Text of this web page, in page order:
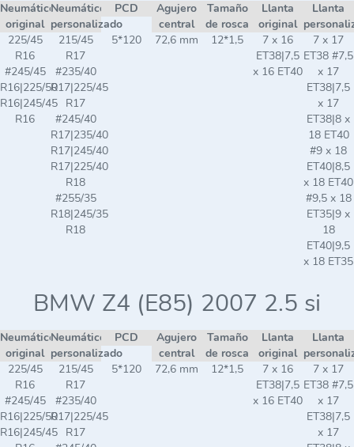
Neumático
original
Neumático
personalizado
PCD
Agujero
central
Tamaño
de rosca
Llanta
original
Llanta
225/45
R16
#245/45
R16|225/50
R16|245/45
R16
215/45
R17
#235/40
R17|225/45
R17
#245/40
R17|235/40
R17|245/40
R17|225/40
R18
#255/35
R18|245/35
R18
5*120 72,6 mm 12*1,5
7 x 16
ET38|7,5
x 16 ET40
7 x 17
ET38 #7,5
x 17
ET38|7,5
x 17
ET38|8 x
18 ET40
#9 x 18
ET40|8,5
x 18 ET40
#9,5 x 18
ET35|9 x
18
ET40|9,5
x 18 ET35
BMW Z4 (E85) 2007 2.5 si
Neumático
original
Neumático
personalizado
PCD
Agujero
central
Tamaño
de rosca
Llanta
original
Llanta
225/45
R16
#245/45
R16|225/50
R16|245/45
215/45
R17
#235/40
R17|225/45
R17
5*120 72,6 mm 12*1,5
7 x 16
ET38|7,5
x 16 ET40
7 x 17
ET38 #7,5
x 17
ET38|7,5
x 17